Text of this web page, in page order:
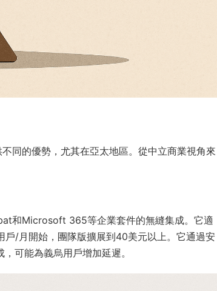
同的優勢，尤其在亞太地區。從中立商業視角來
和Microsoft 365等企業套件的無縫集成。它適
/月開始，團隊版擴展到40美元以上。它通過安
可能為義烏用戶增加延遲。